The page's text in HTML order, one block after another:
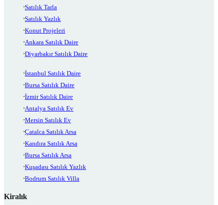
Satılık Tarla
Satılık Yazlık
Konut Projeleri
Ankara Satılık Daire
Diyarbakır Satılık Daire
İstanbul Satılık Daire
Bursa Satılık Daire
İzmir Satılık Daire
Antalya Satılık Ev
Mersin Satılık Ev
Çatalca Satılık Arsa
Kandıra Satılık Arsa
Bursa Satılık Arsa
Kuşadası Satılık Yazlık
Bodrum Satılık Villa
Kiralık